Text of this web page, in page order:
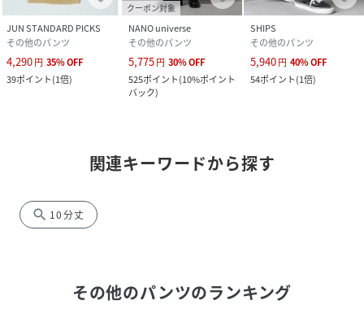
JUN STANDARD PICKS
その他のパンツ
4,290円 35%OFF
39ポイント(1倍)
クーポン対象
NANO universe
その他のパンツ
5,775円 30%OFF
525ポイント(10%ポイント
バック)
SHIPS
その他のパンツ
5,940円 40%OFF
54ポイント(1倍)
関連キーワードから探す
search 10分丈
その他のパンツのランキング